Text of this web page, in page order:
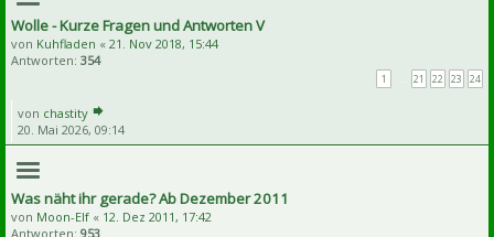
Wolle - Kurze Fragen und Antworten V
von Kuhfladen « 21. Nov 2018, 15:44
Antworten: 354
1 21 22 23 24
von chastity
20. Mai 2026, 09:14
Was näht ihr gerade? Ab Dezember 2011
von Moon-Elf « 12. Dez 2011, 17:42
Antworten: 953